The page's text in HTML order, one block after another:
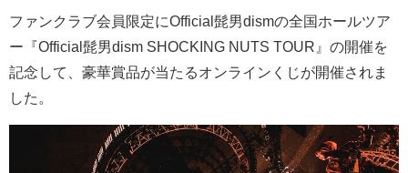
ファンクラブ会員限定にOfficial髭男dismの全国ホールツア
ー『Official髭男dism SHOCKING NUTS TOUR』の開催を
記念して、豪華賞品が当たるオンラインくじが開催されま
した。